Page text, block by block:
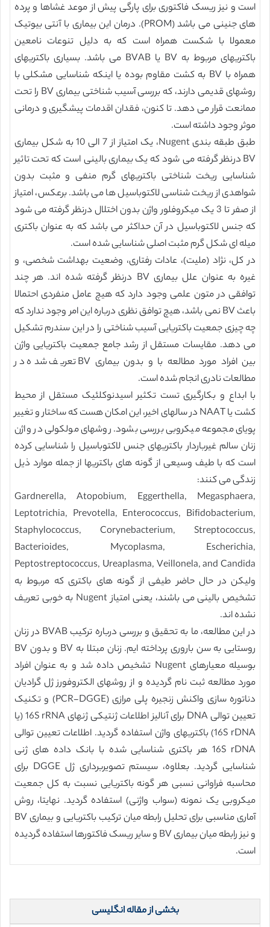
است و نیز ریسک فاکتوری برای پارگی پیش از موعد غشاها و پرده
های جنینی می باشد (PROM). درمان این بیماری با آنتی بیوتیک
معمولا با شکست همراه است که به دلیل تنوعات نامعین
باکتریهای مربوط به BV یا BVAB می باشد. بسیاری باکتریهای
همراه با BV به کشت مقاوم بوده یا اینکه شناسایی مشکلی با
روشهای قدیمی دارند، که بررسی آسیب شناختی بیماری BV را تحت
ممانعت قرار می دهد. تا کنون، فقدان اقدمات پیشگیری و درمانی
موثر وجود داشته است.
طبق طبقه بندی Nugent، یک امتیاز از 7 الی 10 به شکل بیماری
BV درنظر گرفته می شود که یک بیماری بالینی است که تحت تاثیر
شناسایی ریخت شناختی باکتریهای گرم منفی و مثبت بدون
شواهدی از ریخت شناسی لاکتوباسیل ها می باشد. برعکس، امتیاز
از صفر تا 3 یک میکروفلور واژن بدون اختلال درنظر گرفته می شود
که جنس لاکتوباسیل در آن حداکثر می باشد که به عنوان باکتری
میله ای شکل گرم مثبت اصلی شناسایی شده است.
در کل، نژاد (ملیت)، عادات رفتاری، وضعیت بهداشت شخصی، و
غیره به عنوان علل بیماری BV درنظر گرفته شده اند. هر چند
توافقی در متون علمی وجود دارد که هیچ عامل منفردی احتمالا
باعث BV نمی باشد، هیچ توافق نظری درباره این امر وجود ندارد که
چه چیزی جمعیت باکتریایی آسیب شناختی را در این سندرم تشکیل
می دهد. مقایسات مستقل از رشد جامع جمعیت باکتریایی واژن
بین افراد مورد مطالعه با و بدون بیماری BV تعریف شده در
مطالعات نادری انجام شده است.
با ابداع و بکارگیری تست تکثیر اسیدنوکلئیک مستقل از محیط
کشت یا NAAT در سالهای اخیر، این امکان هست که ساختار و تغییر
پویای مجموعه میکروبی بررسی بشود. روشهای مولکولی در واژن
زنان سالم غیرباردار باکتریهای جنس لاکتوباسیل را شناسایی کرده
است که با طیف وسیعی از گونه های باکتریها از جمله موارد ذیل
زندگی می کنند:
Gardnerella, Atopobium, Eggerthella, Megasphaera,
Leptotrichia, Prevotella, Enterococcus, Bifidobacterium,
Staphylococcus, Corynebacterium, Streptococcus,
Bacterioides, Mycoplasma, Escherichia,
Peptostreptococcus, Ureaplasma, Veillonela, and Candida
ولیکن در حال حاضر طیفی از گونه های باکتری که مربوط به
تشخیص بالینی می باشند، یعنی امتیاز Nugent به خوبی تعریف
نشده اند.
در این مطالعه، ما به تحقیق و بررسی درباره ترکیب BVAB در زنان
روستایی به سن باروری پرداخته ایم. زنان مبتلا به BV و بدون BV
بوسیله معیارهای Nugent تشخیص داده شد و به عنوان افراد
مورد مطالعه ثبت نام گردیده و از روشهای الکتروفورز ژل گرادیان
دناتوره سازی واکنش زنجیره پلی مرازی (PCR-DGGE) و تکنیک
تعیین توالی DNA برای آنالیز اطلاعات ژنتیکی ژنهای 16S rRNA (یا
16S rDNA) باکتریهای واژن استفاده گردید. اطلاعات تعیین توالی
16S rDNA هر باکتری شناسایی شده با بانک داده های ژنی
شناسایی گردید. بعلاوه، سیستم تصویربرداری ژل DGGE برای
محاسبه فراوانی نسبی هر گونه باکتریایی نسبت به کل جمعیت
میکروبی یک نمونه (سواب واژنی) استفاده گردید. نهایتا، روش
آماری مناسبی برای تحلیل رابطه میان ترکیب باکتریایی و بیماری BV
و نیز رابطه میان بیماری BV و سایر ریسک فاکتورها استفاده گردیده
است.
بخشی از مقاله انگلیسی